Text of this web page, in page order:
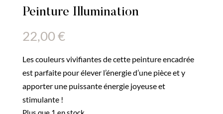
Peinture Illumination
22,00€
Les couleurs vivifiantes de cette peinture encadrée
est parfaite pour élever l’énergie d’une pièce et y
apporter une puissante énergie joyeuse et
stimulante !